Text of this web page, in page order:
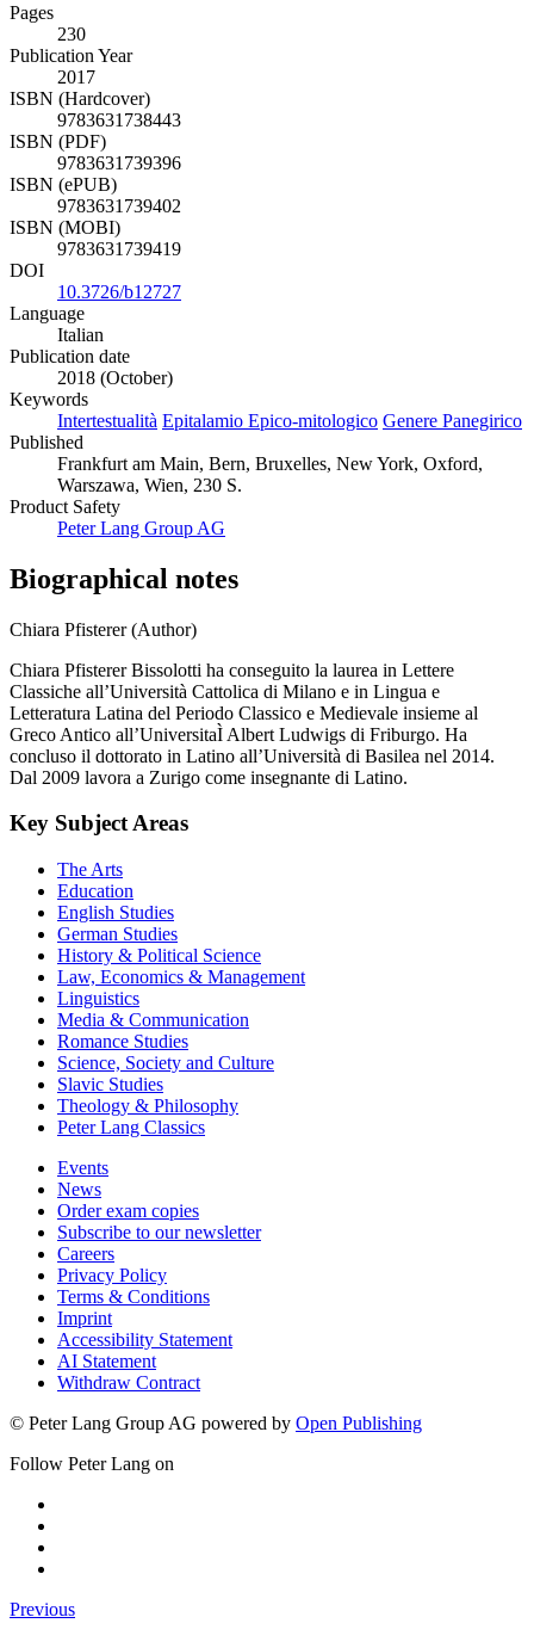
Pages
230
Publication Year
2017
ISBN (Hardcover)
9783631738443
ISBN (PDF)
9783631739396
ISBN (ePUB)
9783631739402
ISBN (MOBI)
9783631739419
DOI
10.3726/b12727
Language
Italian
Publication date
2018 (October)
Keywords
Intertestualità Epitalamio Epico-mitologico Genere Panegirico
Published
Frankfurt am Main, Bern, Bruxelles, New York, Oxford,
Warszawa, Wien, 230 S.
Product Safety
Peter Lang Group AG
Biographical notes
Chiara Pfisterer (Author)
Chiara Pfisterer Bissolotti ha conseguito la laurea in Lettere
Classiche all’Università Cattolica di Milano e in Lingua e
Letteratura Latina del Periodo Classico e Medievale insieme al
Greco Antico all’UniversitaÌ Albert Ludwigs di Friburgo. Ha
concluso il dottorato in Latino all’Università di Basilea nel 2014.
Dal 2009 lavora a Zurigo come insegnante di Latino.
Key Subject Areas
The Arts
Education
English Studies
German Studies
History & Political Science
Law, Economics & Management
Linguistics
Media & Communication
Romance Studies
Science, Society and Culture
Slavic Studies
Theology & Philosophy
Peter Lang Classics
Events
News
Order exam copies
Subscribe to our newsletter
Careers
Privacy Policy
Terms & Conditions
Imprint
Accessibility Statement
AI Statement
Withdraw Contract
© Peter Lang Group AG powered by Open Publishing
Follow Peter Lang on
Previous